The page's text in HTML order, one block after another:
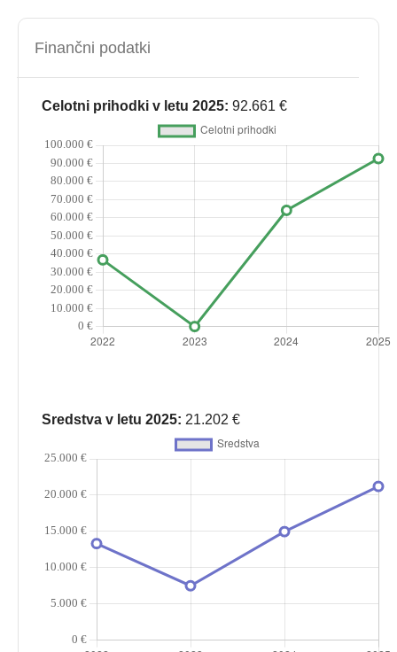
Finančni podatki
Celotni prihodki v letu 2025: 92.661 €
Sredstva v letu 2025: 21.202 €